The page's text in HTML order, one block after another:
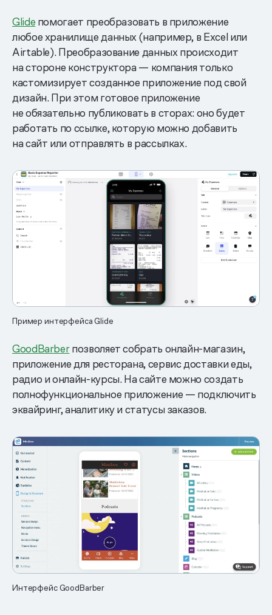
Glide помогает преобразовать в приложение
любое хранилище данных (например, в Excel или
Airtable). Преобразование данных происходит
на стороне конструктора — компания только
кастомизирует созданное приложение под свой
дизайн. При этом готовое приложение
не обязательно публиковать в сторах: оно будет
работать по ссылке, которую можно добавить
на сайт или отправлять в рассылках.
Пример интерфейса Glide
GoodBarberпозволяет собрать онлайн-магазин,
приложение для ресторана, сервис доставки еды,
радио и онлайн-курсы. На сайте можно создать
полнофункциональное приложение — подключить
эквайринг, аналитику и статусы заказов.
Интерфейс GoodBarber